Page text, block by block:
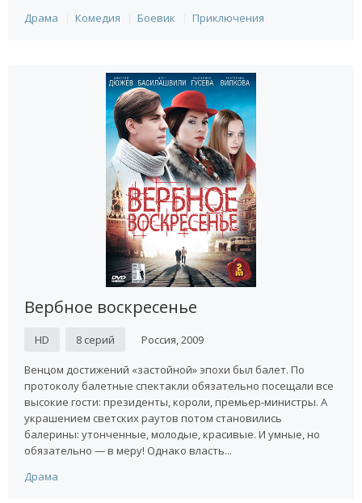
Драма
Комедия Боевик Приключения
Вербное воскресенье
HD 8 серий Россия, 2009
Венцом достижений «застойной» эпохи был балет. По
протоколу балетные спектакли обязательно посещали все
высокие гости: президенты, короли, премьер-министры. А
украшением светских раутов потом становились
балерины: утонченные, молодые, красивые. И умные, но
обязательно — в меру! Однако власть...
Драма